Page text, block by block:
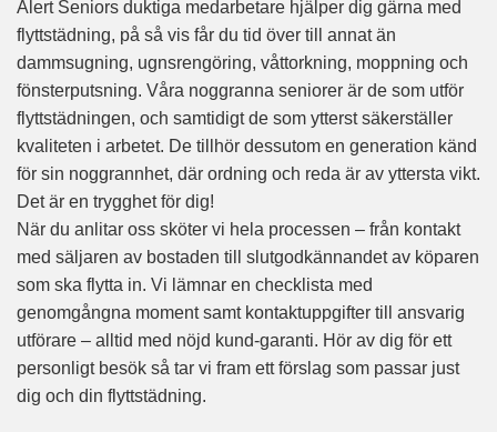
Alert Seniors duktiga medarbetare hjälper dig gärna med
flyttstädning, på så vis får du tid över till annat än
dammsugning, ugnsrengöring, våttorkning, moppning och
fönsterputsning. Våra noggranna seniorer är de som utför
flyttstädningen, och samtidigt de som ytterst säkerställer
kvaliteten i arbetet. De tillhör dessutom en generation känd
för sin noggrannhet, där ordning och reda är av yttersta vikt.
Det är en trygghet för dig!
När du anlitar oss sköter vi hela processen – från kontakt
med säljaren av bostaden till slutgodkännandet av köparen
som ska flytta in. Vi lämnar en checklista med
genomgångna moment samt kontaktuppgifter till ansvarig
utförare – alltid med nöjd kund-garanti. Hör av dig för ett
personligt besök så tar vi fram ett förslag som passar just
dig och din flyttstädning.